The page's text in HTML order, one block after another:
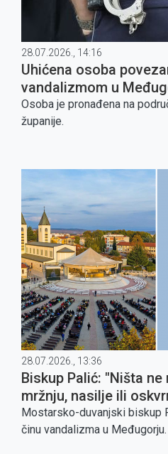
28.07.2026., 14:16
Uhićena osoba
vandalizmom u
Osoba je pronađena na
županije.
28.07.2026., 13:36
Biskup Palić: "Ništa
mržnju, nasilje ili
molitve"
Mostarsko-duvanjski biskup
činu vandalizma u Međugorju.